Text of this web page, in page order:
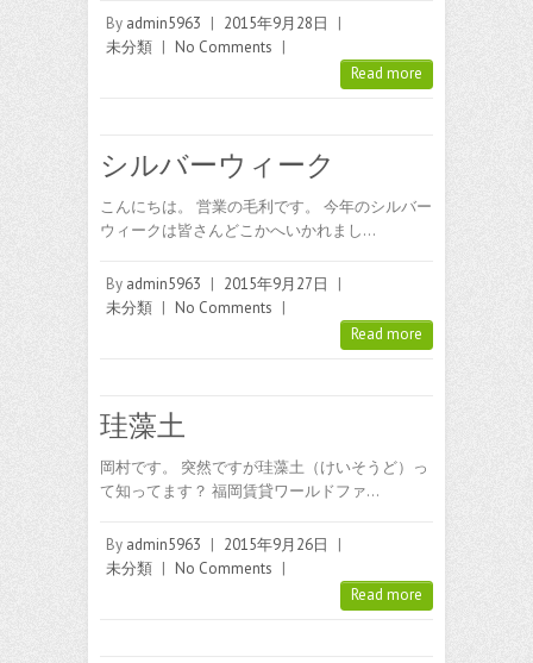
By admin5963 | 2015年9月28日
|
未分類 | No Comments |
Read more
シルバーウィーク
こんにちは。 営業の毛利です。 今年のシルバー
ウィークは皆さんどこかへいかれまし…
By admin5963 | 2015年9月27日
|
未分類 | No Comments |
Read more
珪藻土
岡村です。 突然ですが珪藻土（けいそうど）っ
て知ってます？ 福岡賃貸ワールドファ…
By admin5963 | 2015年9月26日
|
未分類 | No Comments |
Read more